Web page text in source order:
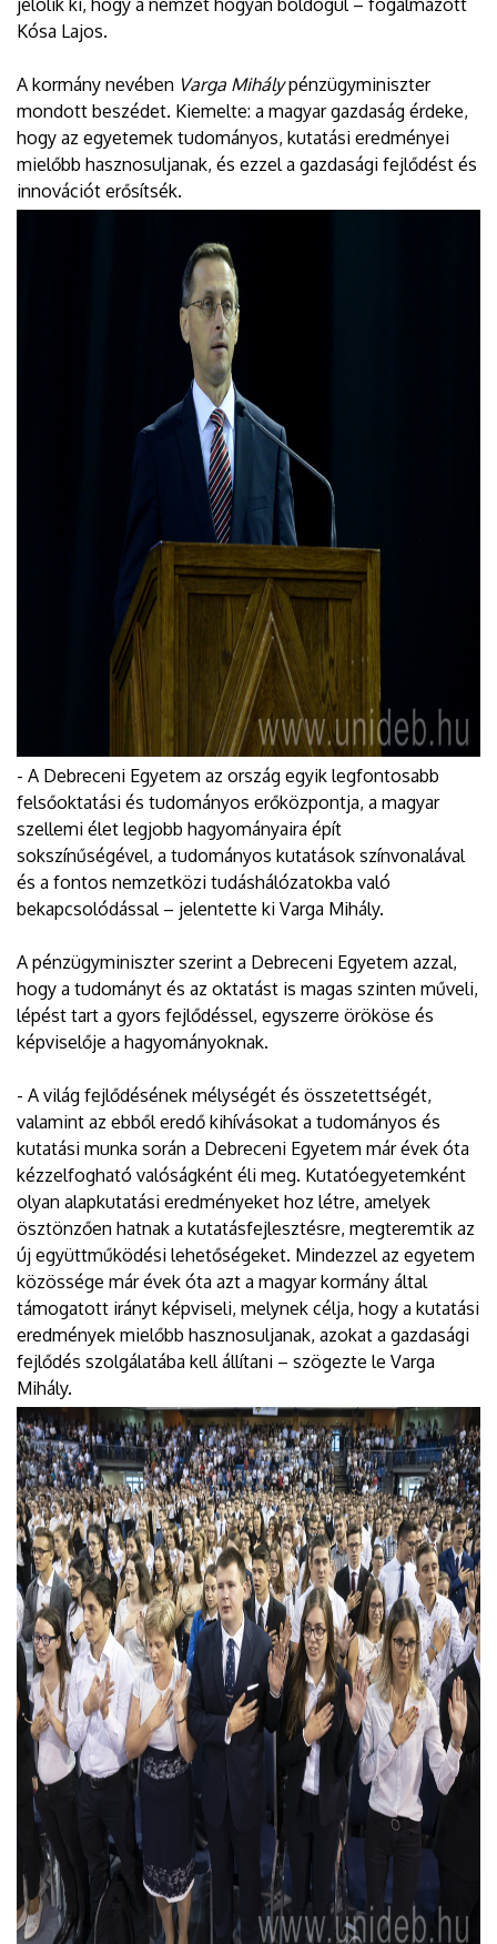
Kósa Lajos.
A kormány nevében Varga Mihálypénzügyminiszter
mondott beszédet. Kiemelte: a magyar gazdaság érdeke,
hogy az egyetemek tudományos, kutatási eredményei
mielőbb hasznosuljanak, és ezzel a gazdasági fejlődést és
innovációt erősítsék.
- A Debreceni Egyetem az ország egyik legfontosabb
felsőoktatási és tudományos erőközpontja, a magyar
szellemi élet legjobb hagyományaira épít
sokszínűségével, a tudományos kutatások színvonalával
és a fontos nemzetközi tudáshálózatokba való
bekapcsolódással – jelentette ki Varga Mihály.
A pénzügyminiszter szerint a Debreceni Egyetem azzal,
hogy a tudományt és az oktatást is magas szinten műveli,
lépést tart a gyors fejlődéssel, egyszerre örököse és
képviselője a hagyományoknak.
- A világ fejlődésének mélységét és összetettségét,
valamint az ebből eredő kihívásokat a tudományos és
kutatási munka során a Debreceni Egyetem már évek óta
kézzelfogható valóságként éli meg. Kutatóegyetemként
olyan alapkutatási eredményeket hoz létre, amelyek
ösztönzően hatnak a kutatásfejlesztésre, megteremtik az
új együttműködési lehetőségeket. Mindezzel az egyetem
közössége már évek óta azt a magyar kormány által
támogatott irányt képviseli, melynek célja, hogy a kutatási
eredmények mielőbb hasznosuljanak, azokat a gazdasági
fejlődés szolgálatába kell állítani – szögezte le Varga
Mihály.